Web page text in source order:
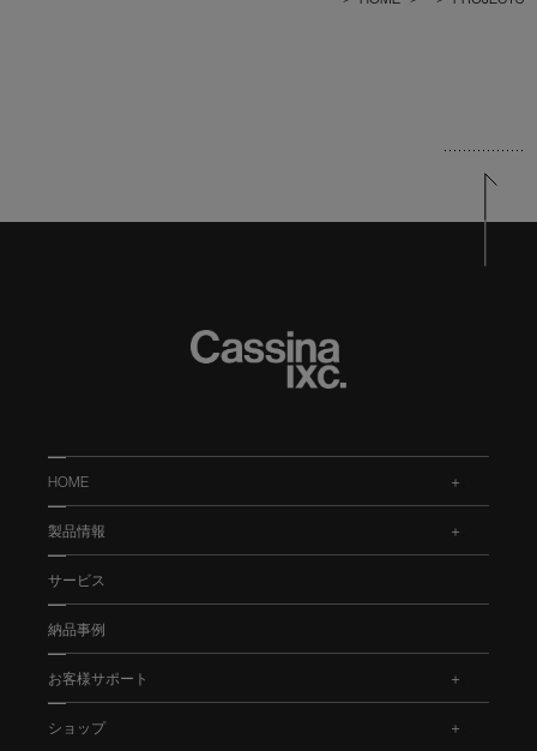
HOME
製品情報
サービス
納品事例
お客様サポート
ショップ